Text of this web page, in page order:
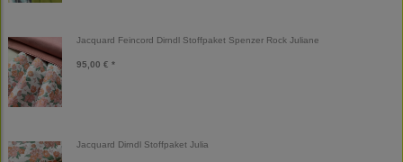
Jacquard Feincord Dirndl Stoffpaket Spenzer Rock Juliane
95,00 € *
Jacquard Dirndl Stoffpaket Julia